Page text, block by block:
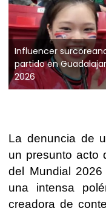
Influencer
partido en
2026
La denuncia de
un presunto acto
del Mundial
una intensa
creadora de